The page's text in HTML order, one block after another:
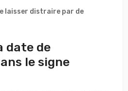
laisser distraire par de
date de
le signe